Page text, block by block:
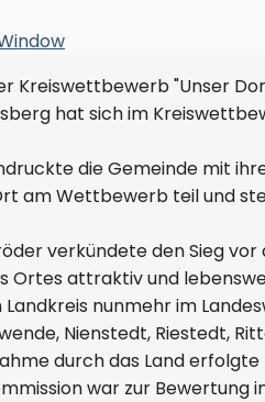
hat sich im
die Gemeinde mit
am Wettbewerb teil und
verkündete den Sieg
Ortes attraktiv und
nunmehr im
Nienstedt, Riestedt,
durch das Land
war zur Bewertung